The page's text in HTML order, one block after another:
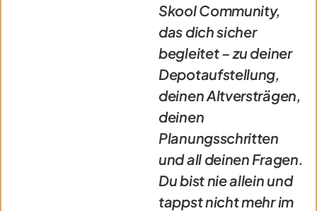
Skool Community,
das dich sicher
begleitet – zu deiner
Depotaufstellung,
deinen Altversträgen,
deinen
Planungsschritten
und all deinen Fragen.
Du bist nie allein und
tappst nicht mehr im